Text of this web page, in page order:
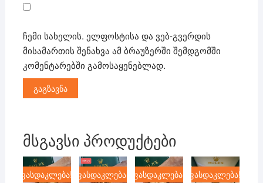
ჩემი სახელის. ელფოსტისა და ვებ-გვერდის
მისამართის შენახვა ამ ბრაუზერში შემდგომში
კომენტარებში გამოსაყენებლად.
მსგავსი პროდუქტები
ფასდაკლება! ფასდაკლება! ფასდაკლება! ფასდაკლება!